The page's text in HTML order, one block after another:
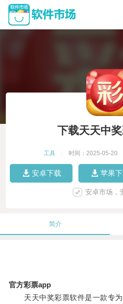
下载天天中
工具 时间：2025-05-20
安卓下载 苹果
安卓市场，
简介
官方彩票app
天天中奖彩票软件是一款专为